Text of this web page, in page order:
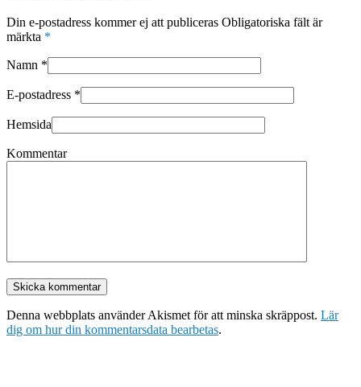
Din e-postadress kommer ej att publiceras Obligatoriska fält är
märkta *
Namn *
E-postadress *
Hemsida
Kommentar
Denna webbplats använder Akismet för att minska skräppost. Lär
dig om hur din kommentarsdata bearbetas.